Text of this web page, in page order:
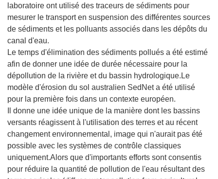
laboratoire ont utilisé des traceurs de sédiments pour
mesurer le transport en suspension des différentes sources
de sédiments et les polluants associés dans les dépôts du
canal d'eau.
Le temps d'élimination des sédiments pollués a été estimé
afin de donner une idée de durée nécessaire pour la
dépollution de la rivière et du bassin hydrologique.Le
modèle d'érosion du sol australien SedNet a été utilisé
pour la première fois dans un contexte européen.
Il donne une idée unique de la manière dont les bassins
versants réagissent à l'utilisation des terres et au récent
changement environnemental, image qui n'aurait pas été
possible avec les systèmes de contrôle classiques
uniquement.Alors que d'importants efforts sont consentis
pour réduire la quantité de pollution de l'eau résultant des